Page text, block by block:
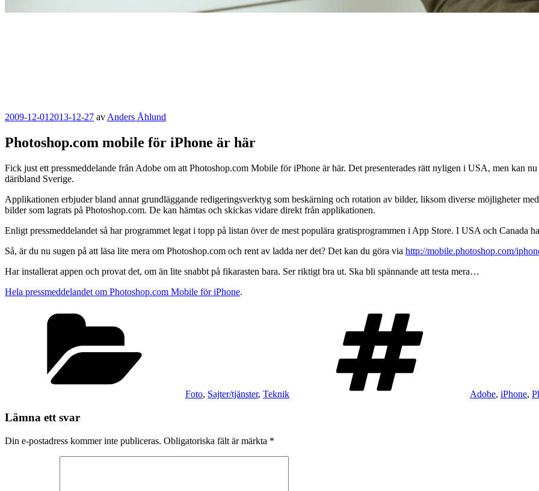
Publicerat
2009-12-01 2013-12-27 av Anders Åhlund
Photoshop.com mobile för iPhone är här
Fick just ett pressmeddelande från Adobe om att Photoshop.com Mobile för iPhone är här. Det presenterades rätt nyligen i USA, men kan
däribland Sverige.
Applikationen erbjuder bland annat grundläggande redigeringsverktyg som beskärning och rotation av bilder, liksom diverse möjligheter
bilder som lagrats på Photoshop.com. De kan hämtas och skickas vidare direkt från applikationen.
Enligt pressmeddelandet så har programmet legat i topp på listan över de mest populära gratisprogrammen i App Store. I USA och Canada
Så, är du nu sugen på att läsa lite mera om Photoshop.com och rent av ladda ner det? Det kan du göra via http://mobile.photoshop.com/
Har installerat appen och provat det, om än lite snabbt på fikarasten bara. Ser riktigt bra ut. Ska bli spännande att testa mera…
Hela pressmeddelandet om Photoshop.com Mobile för iPhone.
Foto, Sajter/tjänster, Teknik Adobe, iPhone,
Lämna ett svar
Din e-postadress kommer inte publiceras. Obligatoriska fält är märkta *